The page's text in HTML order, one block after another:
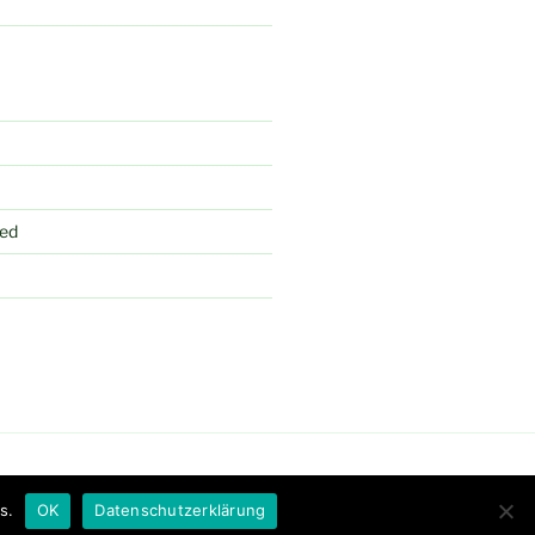
OK Datenschutzerklärung